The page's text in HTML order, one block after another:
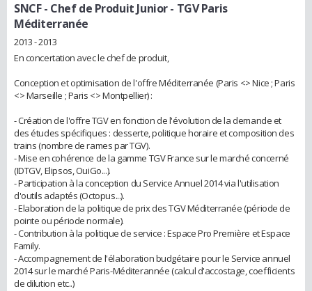
SNCF- Chef de Produit Junior - TGV Paris
Méditerranée
2013 - 2013
En concertation avec le chef de produit,
Conception et optimisation de l'offre Méditerranée (Paris <> Nice ; Paris
<> Marseille ; Paris <> Montpellier) :
- Création de l'offre TGV en fonction de l'évolution de la demande et
des études spécifiques : desserte, politique horaire et composition des
trains (nombre de rames par TGV).
- Mise en cohérence de la gamme TGV France sur le marché concerné
(IDTGV, Elipsos, OuiGo...).
- Participation à la conception du Service Annuel 2014 via l'utilisation
d'outils adaptés (Octopus...).
- Elaboration de la politique de prix des TGV Méditerranée (période de
pointe ou période normale).
- Contribution à la politique de service : Espace Pro Première et Espace
Family.
- Accompagnement de l'élaboration budgétaire pour le Service annuel
2014 sur le marché Paris-Méditerannée (calcul d'accostage, coefficients
de dilution etc..)